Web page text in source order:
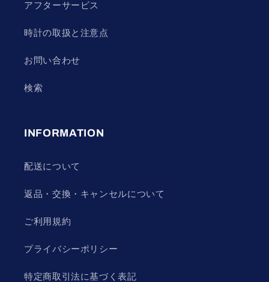
アフターサービス
時計の取扱と注意点
お問い合わせ
検索
INFORMATION
配送について
返品・交換・キャンセルについて
ご利用規約
プライバシーポリシー
特定商取引法に基づく表記